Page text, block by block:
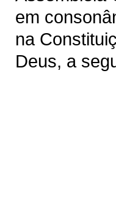
em
na
Deus, a